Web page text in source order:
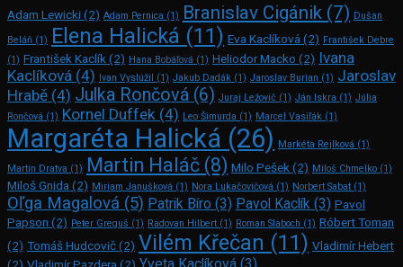
Adam Lewicki(2) Adam Pernica (1) Branislav Cigánik (7) Dušan
Beláň (1) Elena Halická (11) Eva Kaclíková (2) František Debre
(1) František Kaclík (2) Hana Bobáľová (1) Heliodor Macko (2) Ivana
Kaclíková (4) Ivan Vyslúžil (1) Jakub Dadák (1) Jaroslav Burian (1) Jaroslav
Hrabě (4) Julka Rončová (6) Juraj Ležovič (1) Ján Iskra (1) Júlia
Rončová (1) Kornel Duffek (4) Leo Šimurda (1) Marcel Vasiľák (1)
Margaréta Halická (26) Markéta Rejlková (1)
Martin Dratva (1) Martin Haláč (8) Milo Pešek (2) Miloš Chmelko (1)
Miloš Gnida (2) Miriam Janušková (1) Nora Lukačovičová (1) Norbert Sabat (1)
Oľga Magalová (5) Patrik Bíro (3) Pavol Kaclík (3) Pavol
Papson (2) Peter Greguš (1) Radovan Hilbert (1) Roman Slaboch (1) Róbert Toman
(2) Tomáš Hudcovič(2) Vilém Křečan (11) Vladimír Hebert